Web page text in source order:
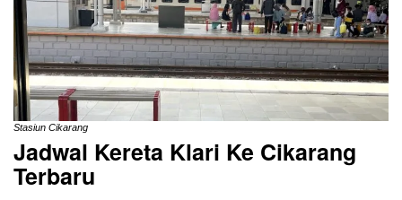
Stasiun Cikarang
Jadwal Kereta Klari Ke Cikarang
Terbaru